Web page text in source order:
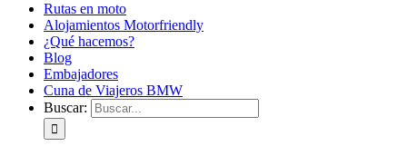
Rutas en moto
Alojamientos Motorfriendly
¿Qué hacemos?
Blog
Embajadores
Cuna de Viajeros BMW
Buscar: